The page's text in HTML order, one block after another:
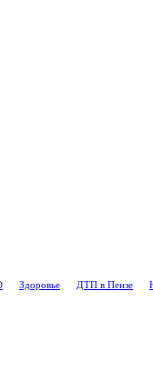
Здоровье ДТП в Пензе